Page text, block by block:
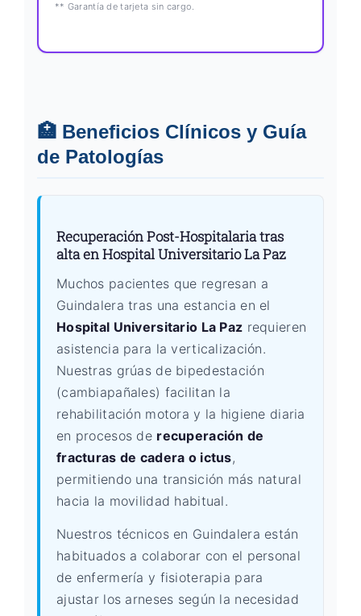
** Garantía de tarjeta sin cargo.
🏥 Beneficios Clínicos y Guía
de Patologías
Recuperación Post-Hospitalaria tras
alta en Hospital Universitario La Paz
Muchos pacientes que regresan a
Guindalera tras una estancia en el
Hospital Universitario La Paz requieren
asistencia para la verticalización.
Nuestras grúas de bipedestación
(cambiapañales) facilitan la
rehabilitación motora y la higiene diaria
en procesos de recuperación de
fracturas de cadera o ictus,
permitiendo una transición más natural
hacia la movilidad habitual.
Nuestros técnicos en Guindalera están
habituados a colaborar con el personal
de enfermería y fisioterapia para
ajustar los arneses según la necesidad